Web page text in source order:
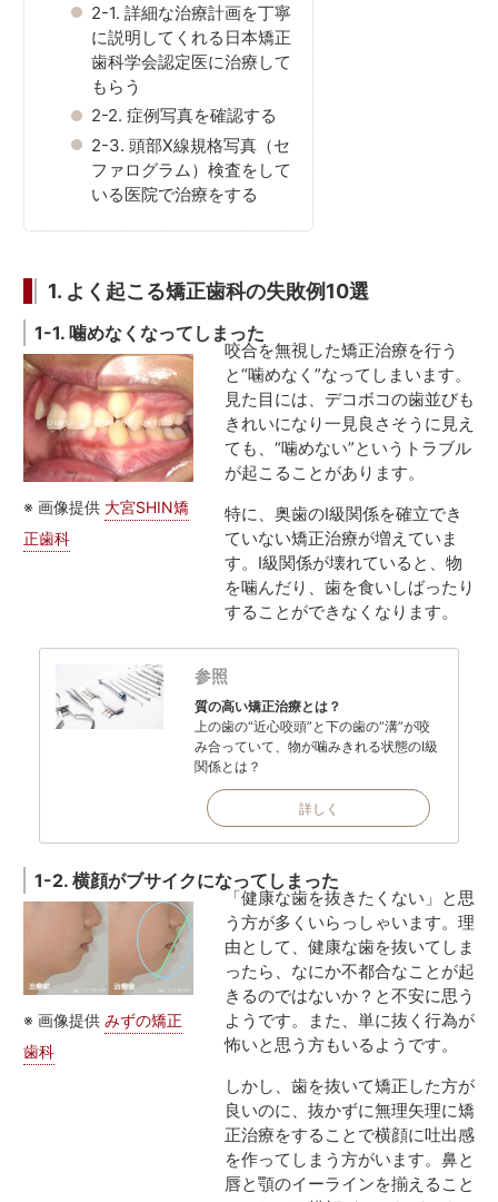
2-1. 詳細な治療計画を丁寧
に説明してくれる日本矯正
歯科学会認定医に治療して
もらう
2-2. 症例写真を確認する
2-3. 頭部X線規格写真（セ
ファログラム）検査をして
いる医院で治療をする
1. よく起こる矯正歯科の失敗例10選
1-1. 噛めなくなってしまった
※ 画像提供 大宮SHIN矯
正歯科
咬合を無視した矯正治療を行う
と“噛めなく”なってしまいます。
見た目には、デコボコの歯並びも
きれいになり一見良さそうに見え
ても、“噛めない”というトラブル
が起こることがあります。
特に、奥歯のI級関係を確立でき
ていない矯正治療が増えていま
す。I級関係が壊れていると、物
を噛んだり、歯を食いしばったり
することができなくなります。
参照
質の高い矯正治療とは？
上の歯の“近心咬頭”と下の歯の“溝”が咬
み合っていて、物が噛みきれる状態のI級
関係とは？
詳しく
1-2. 横顔がブサイクになってしまった
※ 画像提供 みずの矯正
歯科
「健康な歯を抜きたくない」と思
う方が多くいらっしゃいます。理
由として、健康な歯を抜いてしま
ったら、なにか不都合なことが起
きるのではないか？と不安に思う
ようです。また、単に抜く行為が
怖いと思う方もいるようです。
しかし、歯を抜いて矯正した方が
良いのに、抜かずに無理矢理に矯
正治療をすることで横顔に吐出感
を作ってしまう方がいます。鼻と
唇と顎のイーラインを揃えること